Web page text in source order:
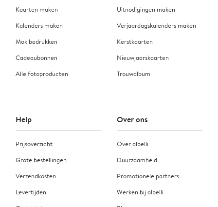
Kaarten maken
Kalenders maken
Mok bedrukken
Cadeaubonnen
Alle fotoproducten
Uitnodigingen maken
Verjaardagskalenders maken
Kerstkaarten
Nieuwjaarskaarten
Trouwalbum
Help
Prijsoverzicht
Grote bestellingen
Verzendkosten
Levertijden
Over ons
Over albelli
Duurzaamheid
Promotionele partners
Werken bij albelli